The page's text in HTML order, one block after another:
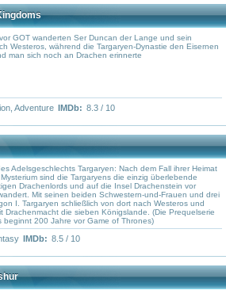
GOT wanderten Ser Duncan der Lange und sein
Westeros, während die Targaryen-Dynastie den Eisernen
man sich noch an Drachen erinnerte
Adventure IMDb: 8.3 / 10
Adelsgeschlechts Targaryen: Nach dem Fall ihrer Heimat
sind die Targaryens die einzig überlebende
Drachenlords und auf die Insel Drachenstein vor
Mit seinen beiden Schwestern-und-Frauen und drei
I. Targaryen schließlich von dort nach Westeros und
Drachenmacht die sieben Königslande. (Die Prequelserie
beginnt 200 Jahre vor Game of Thrones)
IMDb: 8.5 / 10